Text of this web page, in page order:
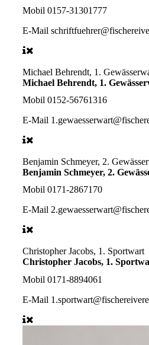
Mobil 0157-31301777
E-Mail
Michael Behrendt, 1.
Michael Behrendt, 1.
Mobil 0152-56761316
E-Mail
Benjamin Schmeyer, 2.
Benjamin Schmeyer, 2.
Mobil 0171-2867170
E-Mail
Christopher Jacobs, 1. Sportwart
Christopher Jacobs, 1.
Mobil 0171-8894061
E-Mail